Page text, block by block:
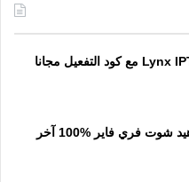
تحميل تطبيق Lynx IPTV مع كود التفعيل مجانا
تحميل سكربت هيد شوت فري فاير %100 آخر